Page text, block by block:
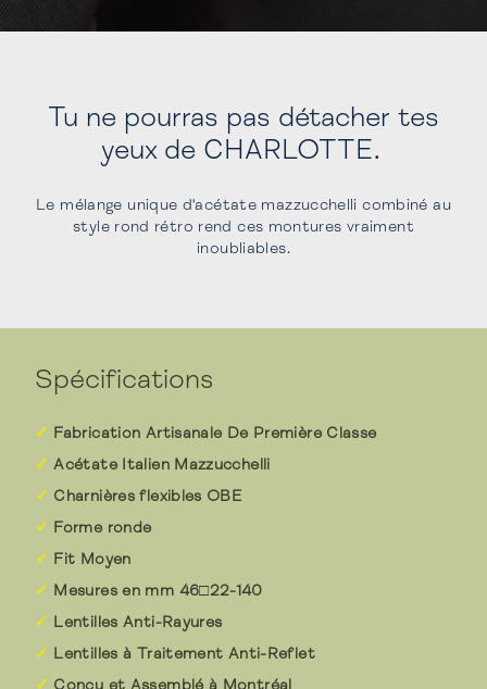
Tu ne pourras pas détacher tes
yeux de CHARLOTTE.
Le mélange unique d'acétate mazzucchelli combiné au
style rond rétro rend ces montures vraiment
inoubliables.
Spécifications
Fabrication Artisanale De Première Classe
Acétate Italien Mazzucchelli
Charnières flexibles OBE
Forme ronde
Fit Moyen
Mesures en mm 46□22-140
Lentilles Anti-Rayures
Lentilles à Traitement Anti-Reflet
Conçu et Assemblé à Montréal